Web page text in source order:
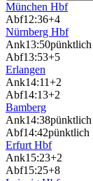
München Hbf
Abf12:36+4
Nürnberg Hbf
Ank13:50pünktlich
Abf13:53+5
Erlangen
Ank14:11+2
Abf14:13+2
Bamberg
Ank14:38pünktlich
Abf14:42pünktlich
Erfurt Hbf
Ank15:23+2
Abf15:25+8